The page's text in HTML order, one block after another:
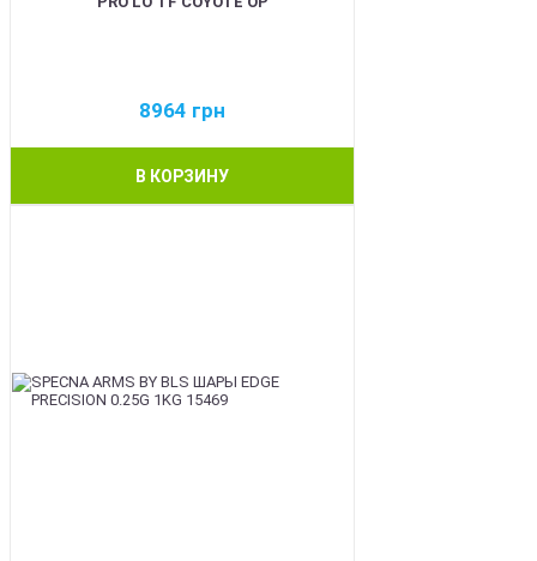
8964 грн
В КОРЗИНУ